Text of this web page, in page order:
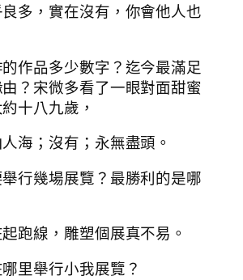
多，實在沒有，你會他人也
作品多少數字？迄今最滿足
？宋微多看了一眼對面甜蜜
十八九歲，
海；沒有；永無盡頭。
行幾場展覽？最勝利的是哪
跑線，雕塑個展真不易。
里舉行小我展覽？